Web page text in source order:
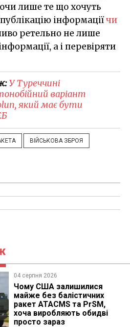
лише те що хочуть
інформаціїчи
ретельно не лише
а і перевіряти
У Туреччині
варіант
який має бути
ВІЙСЬКОВА ЗБРОЯ
04 серпня 2026
Чому США залишилися
майже без балістичних
ракет ATACMS та PrSM,
хоча виробляють обидві
просто зараз